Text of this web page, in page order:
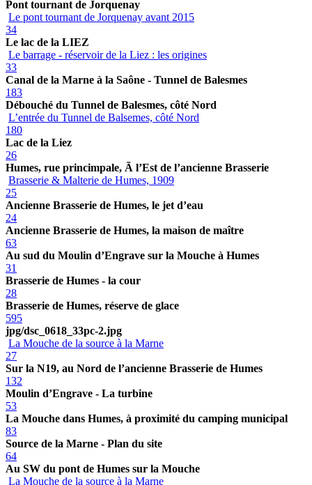
Pont tournant de Jorquenay
Le pont tournant de Jorquenay avant 2015
34
Le lac de la LIEZ
Le barrage - réservoir de la Liez : les origines
33
Canal de la Marne à la Saône - Tunnel de Balesmes
183
Débouché du Tunnel de Balesmes, côté Nord
L’entrée du Tunnel de Balsemes, côté Nord
180
Lac de la Liez
26
Humes, rue princimpale, Ã l’Est de l’ancienne Brasserie
Brasserie & Malterie de Humes, 1909
25
Ancienne Brasserie de Humes, le jet d’eau
24
Ancienne Brasserie de Humes, la maison de maître
63
Au sud du Moulin d’Engrave sur la Mouche à Humes
31
Brasserie de Humes - la cour
28
Brasserie de Humes, réserve de glace
595
jpg/dsc_0618_33pc-2.jpg
La Mouche de la source à la Marne
27
Sur la N19, au Nord de l’ancienne Brasserie de Humes
132
Moulin d’Engrave - La turbine
53
La Mouche dans Humes, à proximité du camping municipal
83
Source de la Marne - Plan du site
64
Au SW du pont de Humes sur la Mouche
La Mouche de la source à la Marne